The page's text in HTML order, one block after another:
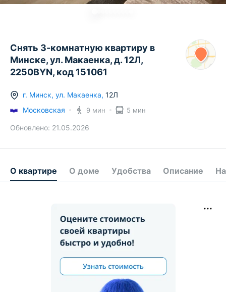
Снять 3-комнатную квартиру в
Минске, ул. Макаенка, д. 12Л,
2250BYN, код 151061
г. Минск, ул. Макаенка, 12Л
Московская
9 мин 5 мин
Обновлено: 21.05.2026
О квартире О доме Удобства Описание